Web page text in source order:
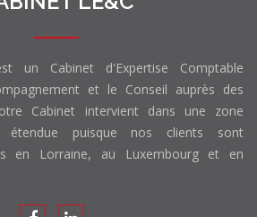
un Cabinet d'Expertise Comptable
et le Conseil auprès des
Cabinet intervient dans une zone
étendue puisque nos clients sont
en Lorraine, au Luxembourg et en